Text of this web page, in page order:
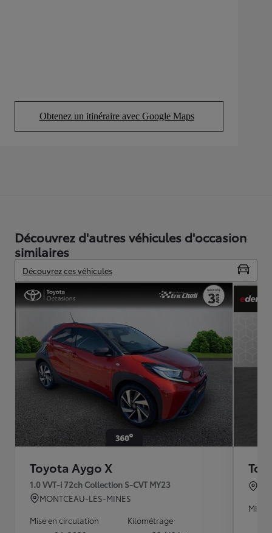
Obtenez un itinéraire avec Google Maps
(Opens in new tab)
Découvrez d'autres véhicules d'occasion
similaires
Découvrez ces véhicules
Toyota Aygo X
1.0 VVT-i 72ch Collection S-CVT MY23
MONTCEAU-LES-MINES
Mise en circulation
Kilométrage
Mise